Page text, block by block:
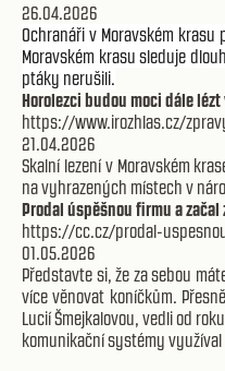
26.04.2026
Ochranáři v Moravském
Moravském krasu sleduje
ptáky nerušili.
Horolezci budou moci dále
https://www.irozhlas.cz/
21.04.2026
Skalní lezení v Moravském
na vyhrazených místech v
Prodal úspěšnou firmu a
https://cc.cz/prodal-
01.05.2026
Představte si, že za sebou
více věnovat koníčkům.
Lucií Šmejkalovou, vedli od
komunikační systémy